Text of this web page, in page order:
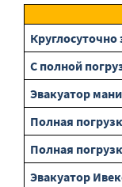
Круглосуточно
С полной
Эвакуатор
Полная
Полная
Эвакуатор